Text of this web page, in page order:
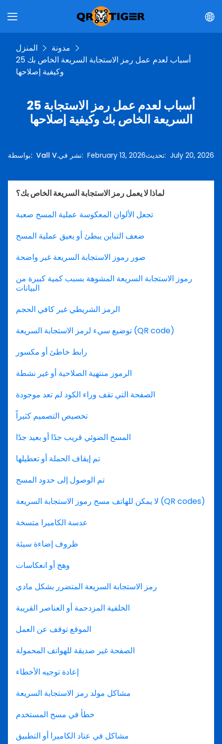
المنزل
مدونة
25 أسباب لعدم عمل رمز الاستجابة السريعة الخاص بك
وكيفية إصلاحها
25 أسباب لعدم عمل رمز الاستجابة
السريعة الخاص بك وكيفية إصلاحها
بواسطة: Vall V.نشر في: February 13, 2026تحديث: July 20, 2026
لماذا لا يعمل رمز الاستجابة السريعة الخاص بك؟
تجعل الألوان المعكوسة عملية المسح صعبة
ضعف التباين يبطئ أو يعيق عملية المسح
صور رموز الاستجابة السريعة غير واضحة
رموز الاستجابة السريعة المشوهة بسبب كمية كبيرة من
البيانات
الرمز الشريطي غير كافي الحجم
توضيع سيء لرمز الاستجابة السريعة (QR code)
رابط خاطئ أو مكسور
الرموز منتهية الصلاحية أو غير نشطة
الصفحة التي تقف وراء الكود لم تعد موجودة
تخصيص التصميم كثيراً
المسح الضوئي قريب جدًا أو بعيد جدًا
تم إيقاف الحملة أو تعطيلها
تم الوصول إلى حدود المسح
لا يمكن للهاتف مسح رموز الاستجابة السريعة (QR codes)
عدسة الكاميرا متسخة
ظروف إضاءة سيئة
وهج أو انعكاسات
رمز الاستجابة السريعة المتضرر بشكل مادي
الخلفية المزدحمة أو العناصر القريبة
الموقع توقف عن العمل
الصفحة غير صديقة للهواتف المحمولة
إعادة توجيه الأخطاء
مشاكل مولد رمز الاستجابة السريعة
خطأ في مسح المستخدم
مشاكل في عتاد الكاميرا أو التطبيق